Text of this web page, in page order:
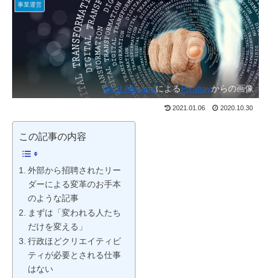
事業運営
Gerd AltmannによるPixabayからの画像
2021.01.06 2020.10.30
この記事の内容
外部から招聘されたリー
ダーによる変革のお手本
のような記事
まずは「変われる人たち
だけを変える」
行政ほどクリエイティビ
ティが必要とされる仕事
はない